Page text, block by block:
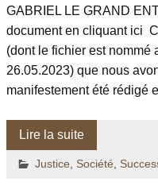
GABRIEL LE GRAND
document en cliquant ici
(dont le fichier est nommé
26.05.2023) que nous
manifestement été rédigé
Lire la suite
Justice, Société,